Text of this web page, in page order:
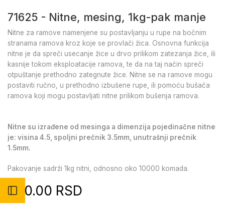
Otvori bočni meni
71625 - Nitne, mesing, 1kg-pak manje
Nitne za ramove namenjene su postavljanju u rupe na bočnim
stranama ramova kroz koje se provlači žica. Osnovna funkcija
nitne je da spreči usecanje žice u drvo prilikom zatezanja žice, ili
kasnije tokom eksploatacije ramova, te da na taj način spreči
otpuštanje prethodno zategnute žice. Nitne se na ramove mogu
postaviti ručno, u prethodno izbušene rupe, ili pomoću bušača
ramova koji mogu postavljati nitne prilikom bušenja ramova.
Nitne su izrađene od mesinga a dimenzija pojedinačne nitne
je: visina 4.5, spoljni prečnik 3.5mm, unutrašnji prečnik
1.5mm.
Pakovanje sadrži 1kg nitni, odnosno oko 10000 komada.
650.00 RSD